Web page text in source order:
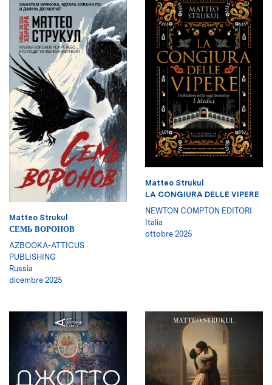
Matteo Strukul
СЕМЬ ВОРОНОВ
AZBOOKA-ATTICUS
PUBLISHING
Russia
dicembre 2025
Matteo Strukul
LA CONGIURA DELLE VIPERE
NEWTON COMPTON EDITORI
Italia
ottobre 2025